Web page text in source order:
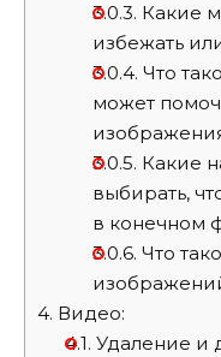
3.0.3. Какие
избежать
3.0.4. Что
может
3.0.5. Какие
выбирать,
в конечном
3.0.6. Что
4. Видео:
4.1. Удаление и